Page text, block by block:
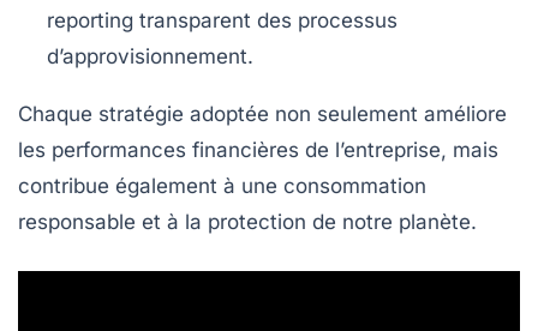
reporting transparent des processus
d’approvisionnement.
Chaque stratégie adoptée non seulement améliore
les performances financières de l’entreprise, mais
contribue également à une consommation
responsable et à la protection de notre planète.